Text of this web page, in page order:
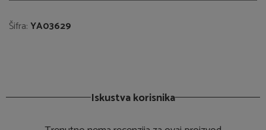
Šifra:YA03629
Iskustva korisnika